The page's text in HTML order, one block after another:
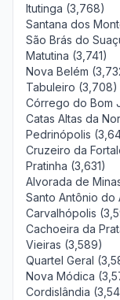
Itutinga (3,768)
Santana dos
São Brás do
Matutina (3,741)
Nova Belém
Tabuleiro (3,708)
Córrego do Bom
Catas Altas da
Pedrinópolis
Cruzeiro da
Pratinha (3,631)
Alvorada de
Santo Antônio do
Carvalhópolis
Cachoeira da
Vieiras (3,589)
Quartel Geral
Nova Módica
Cordislândia